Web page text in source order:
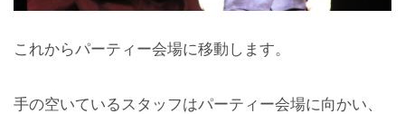
これからパーティー会場に移動します。
手の空いているスタッフはパーティー会場に向かい、